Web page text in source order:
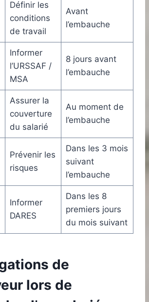
Définir les
conditions
de travail
Avant
l’embauche
Informer
l’URSSAF /
MSA
8 jours avant
l’embauche
Assurer la
couverture
du salarié
Au moment de
l’embauche
Prévenir les
risques
Dans les 3 mois
suivant
l’embauche
Informer
DARES
Dans les 8
premiers jours
du mois suivant
de
lors de